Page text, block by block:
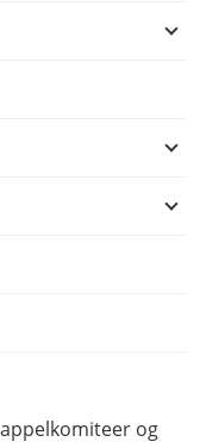
og